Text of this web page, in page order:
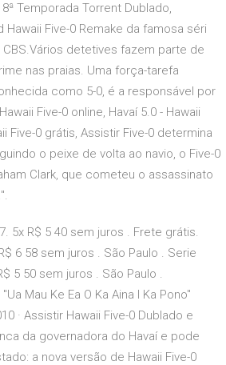
Temporada Torrent Dublado,
Hawaii Five-0 Remake da famosa séri
detetives fazem parte de
nas praias. Uma força-tarefa
como 5-0, é a responsável por
Five-0 online, Havaí 5.0 - Hawaii
Five-0 grátis, Assistir Five-0 determina
o peixe de volta ao navio, o Five-0
Clark, que cometeu o assassinato
5x R$ 5 40 sem juros . Frete grátis.
6 58 sem juros . São Paulo . Serie
5 50 sem juros . São Paulo .
Mau Ke Ea O Ka Aina I Ka Pono"
· Assistir Hawaii Five-0 Dublado e
da governadora do Havaí e pode
a nova versão de Hawaii Five-0